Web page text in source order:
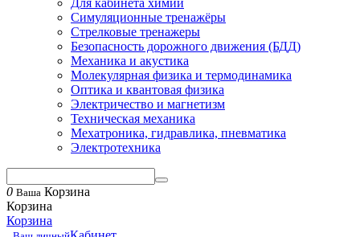
Для кабинета химии
Симуляционные тренажёры
Стрелковые тренажеры
Безопасность дорожного движения (БДД)
Механика и акустика
Молекулярная физика и термодинамика
Оптика и квантовая физика
Электричество и магнетизм
Техническая механика
Мехатроника, гидравлика, пневматика
Электротехника
0 Ваша Корзина
Корзина
Корзина